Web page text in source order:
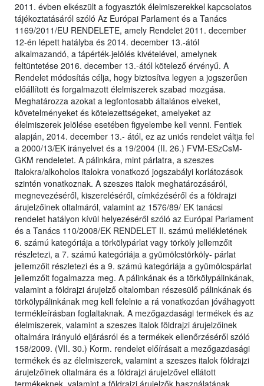
2011. évben elkészült a fogyasztók élelmiszerekkel kapcsolatos
tájékoztatásáról szóló Az Európai Parlament és a Tanács
1169/2011/EU RENDELETE, amely Rendelet 2011. december
12-én lépett hatályba és 2014. december 13.-ától
alkalmazandó, a tápérték-jelölés kivételével, amelynek
feltüntetése 2016. december 13.-ától kötelező érvényű. A
Rendelet módosítás célja, hogy biztosítva legyen a jogszerűen
előállított és forgalmazott élelmiszerek szabad mozgása.
Meghatározza azokat a legfontosabb általános elveket,
követelményeket és kötelezettségeket, amelyeket az
élelmiszerek jelölése esetében figyelembe kell venni. Fentiek
alapján, 2014. december 13.- ától, ez az uniós rendelet váltja fel
a 2000/13/EK irányelvet és a 19/2004 (II. 26.) FVM-ESzCsM-
GKM rendeletet. A pálinkára, mint párlatra, a szeszes
italokra/alkoholos italokra vonatkozó jogszabályi korlátozások
szintén vonatkoznak. A szeszes italok meghatározásáról,
megnevezéséről, kiszereléséről, címkézéséről és a földrajzi
árujelzőinek oltalmáról, valamint az 1576/89/ EK tanácsi
rendelet hatályon kívül helyezéséről szóló az Európai Parlament
és a Tanács 110/2008/EK RENDELET II. számú mellékletének
6. számú kategóriája a törkölypárlat vagy törköly jellemzőit
részletezi, a 7. számú kategóriája a gyümölcstörköly- párlat
jellemzőit részletezi és a 9. számú kategóriája a gyümölcspárlat
jellemzőit fogalmazza meg. A pálinkának és a törkölypálinkának,
valamint a földrajzi árujelző oltalomban részesülő pálinkának és
törkölypálinkának meg kell felelnie a rá vonatkozóan jóváhagyott
termékleírásban foglaltaknak. A mezőgazdasági termékek és az
élelmiszerek, valamint a szeszes italok földrajzi árujelzőinek
oltalmára irányuló eljárásról és a termékek ellenőrzéséről szóló
158/2009. (VII. 30.) Korm. rendelet előírásait a mezőgazdasági
termékek és az élelmiszerek, valamint a szeszes italok földrajzi
árujelzőinek oltalmára és a földrajzi árujelzővel ellátott